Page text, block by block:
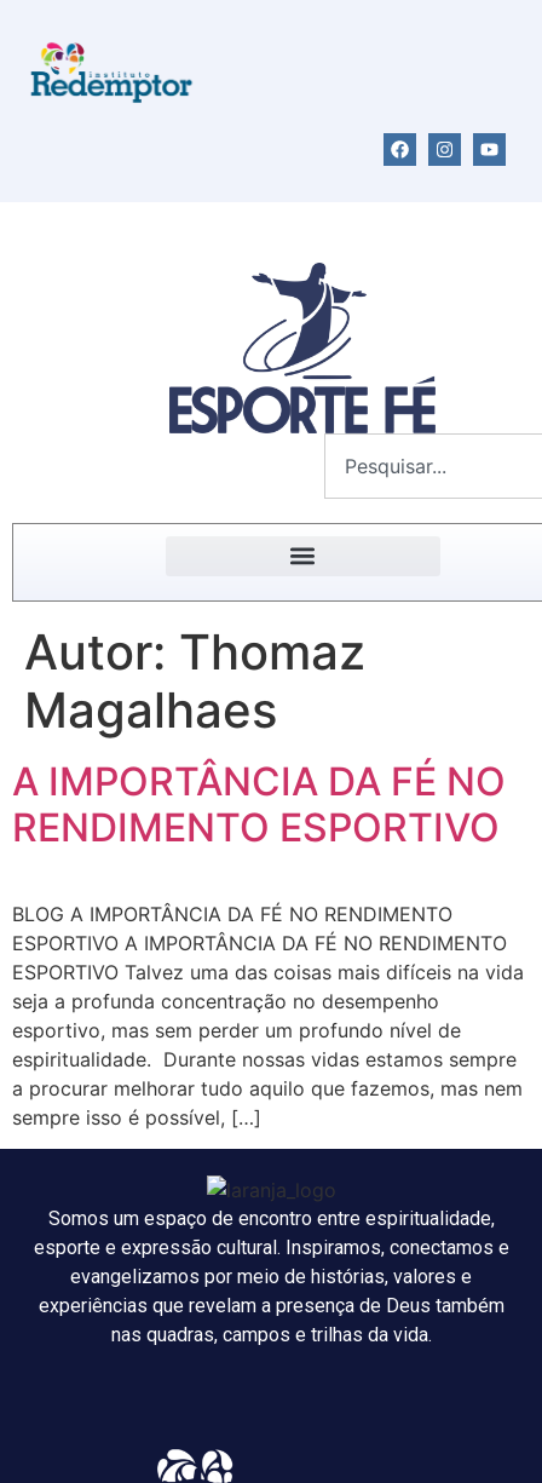
Autor: Thomaz
Magalhaes
A IMPORTÂNCIA DA FÉ NO
RENDIMENTO ESPORTIVO
BLOG A IMPORTÂNCIA DA FÉ NO RENDIMENTO
ESPORTIVO A IMPORTÂNCIA DA FÉ NO RENDIMENTO
ESPORTIVO Talvez uma das coisas mais difíceis na vida
seja a profunda concentração no desempenho
esportivo, mas sem perder um profundo nível de
espiritualidade. Durante nossas vidas estamos sempre
a procurar melhorar tudo aquilo que fazemos, mas nem
sempre isso é possível, […]
Somos um espaço de encontro entre espiritualidade,
esporte e expressão cultural. Inspiramos, conectamos e
evangelizamos por meio de histórias, valores e
experiências que revelam a presença de Deus também
nas quadras, campos e trilhas da vida.